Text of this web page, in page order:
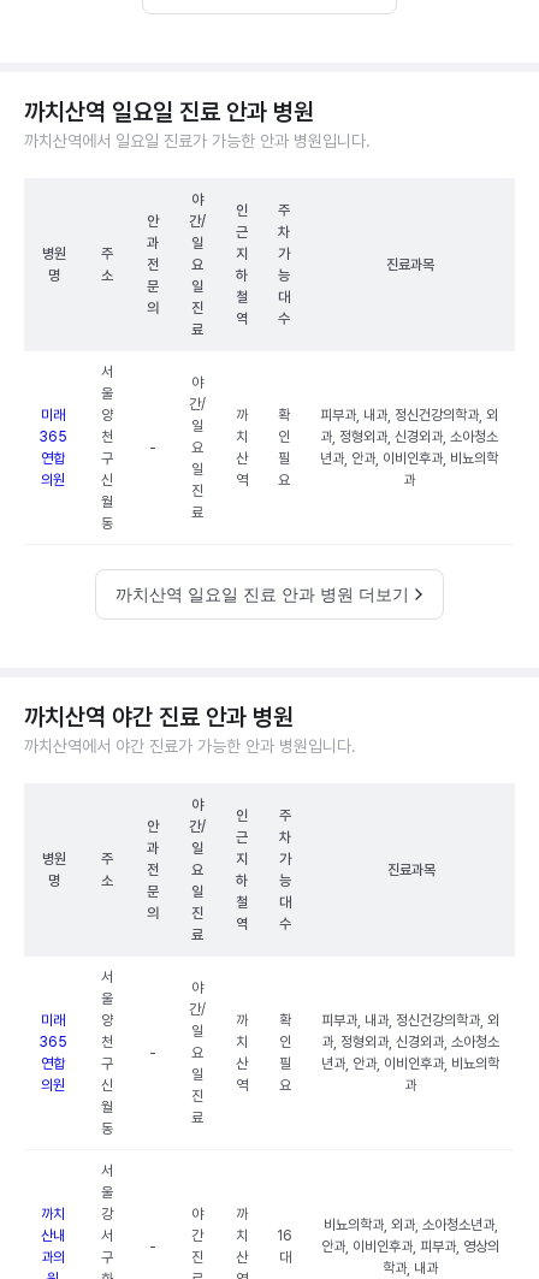
까치산역 일요일 진료 안과 병원
까치산역에서 일요일 진료가 가능한 안과 병원입니다.
병원
명
주
소
안
과
전
문
의
야
간/
일
요
일
진
료
인
근
지
하
철
역
주
차
가
능
대
수
진료과목
미래
365
연합
의원
서
울
양
천
구
신
월
동
-
야
간/
일
요
일
진
료
까
치
산
역
확
인
필
요
피부과, 내과, 정신건강의학과, 외
과, 정형외과, 신경외과, 소아청소
년과, 안과, 이비인후과, 비뇨의학
과
까치산역 일요일 진료 안과 병원 더보기
까치산역 야간 진료 안과 병원
까치산역에서 야간 진료가 가능한 안과 병원입니다.
병원
명
주
소
안
과
전
문
의
야
간/
일
요
일
진
료
인
근
지
하
철
역
주
차
가
능
대
수
진료과목
미래
365
연합
의원
서
울
양
천
구
신
월
동
-
야
간/
일
요
일
진
료
까
치
산
역
확
인
필
요
피부과, 내과, 정신건강의학과, 외
과, 정형외과, 신경외과, 소아청소
년과, 안과, 이비인후과, 비뇨의학
과
까치
산내
과의
서
울
강
서
구
-
야
간
진
까
치
산
16
대
비뇨의학과, 외과, 소아청소년과,
안과, 이비인후과, 피부과, 영상의
학과, 내과